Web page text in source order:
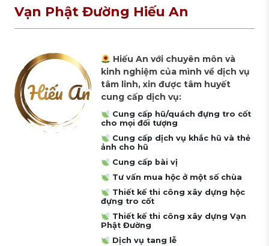
Vạn Phật Đường Hiếu An
Hiếu An với chuyên môn và
kinh nghiệm của mình về dịch vụ
tâm linh, xin được tâm huyết
cung cấp dịch vụ:
Cung cấp hũ/quách đựng tro cốt
cho mọi đối tượng
Cung cấp dịch vụ khắc hũ và thẻ
ảnh cho hũ
Cung cấp bài vị
Tư vấn mua hộc ở một số chùa
Thiết kế thi công xây dựng hộc
đựng tro cốt
Thiết kế thi công xây dựng Vạn
Phật Đường
Dịch vụ tang lễ